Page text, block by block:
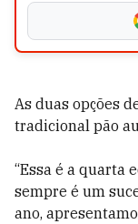
As duas opções
tradicional pão
“Essa é a quarta
sempre é um
ano,